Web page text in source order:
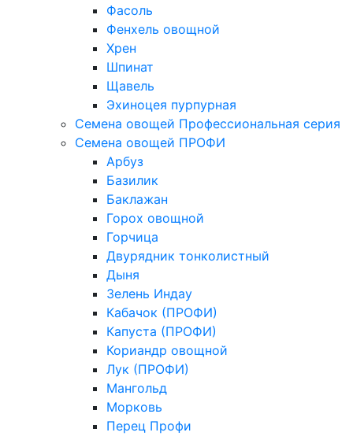
Фасоль
Фенхель овощной
Хрен
Шпинат
Щавель
Эхиноцея пурпурная
Семена овощей Профессиональная серия
Семена овощей ПРОФИ
Арбуз
Базилик
Баклажан
Горох овощной
Горчица
Двурядник тонколистный
Дыня
Зелень Индау
Кабачок (ПРОФИ)
Капуста (ПРОФИ)
Кориандр овощной
Лук (ПРОФИ)
Мангольд
Морковь
Перец Профи